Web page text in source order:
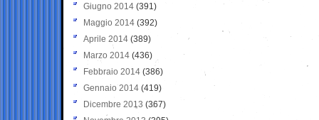
Giugno 2014 (391)
Maggio 2014 (392)
Aprile 2014 (389)
Marzo 2014 (436)
Febbraio 2014 (386)
Gennaio 2014 (419)
Dicembre 2013 (367)